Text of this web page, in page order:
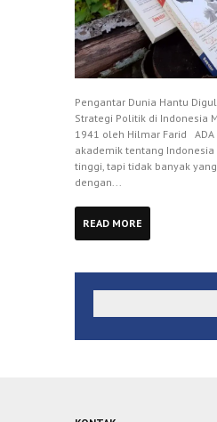
Pengantar Dunia Hantu
Strategi Politik di Indonesia
1941 oleh Hilmar Farid ADA
akademik tentang
tinggi, tapi tidak banyak
dengan...
READ MORE